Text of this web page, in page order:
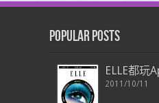
Popular Posts
ELLE都玩
2011/10/11